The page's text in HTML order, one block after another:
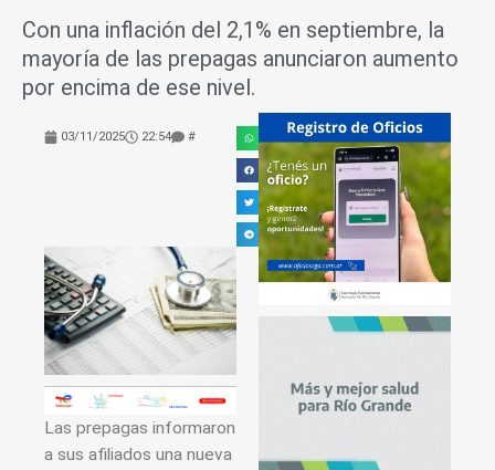
Con una inflación del 2,1% en septiembre, la
mayoría de las prepagas anunciaron aumento
por encima de ese nivel.
03/11/2025 22:54 #
Las prepagas informaron
a sus afiliados una nueva